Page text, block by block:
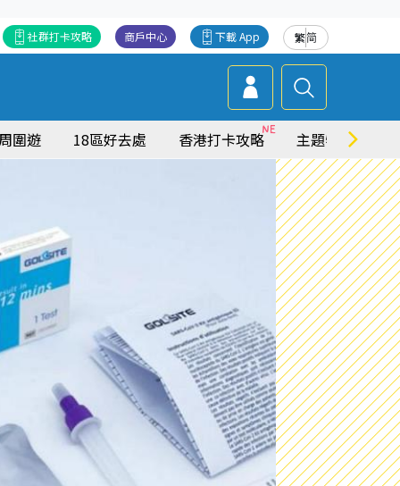
繁简
下載 App
商戶中心
社群打卡攻略
圍遊 18區好去處 香港打卡攻略 主題特集